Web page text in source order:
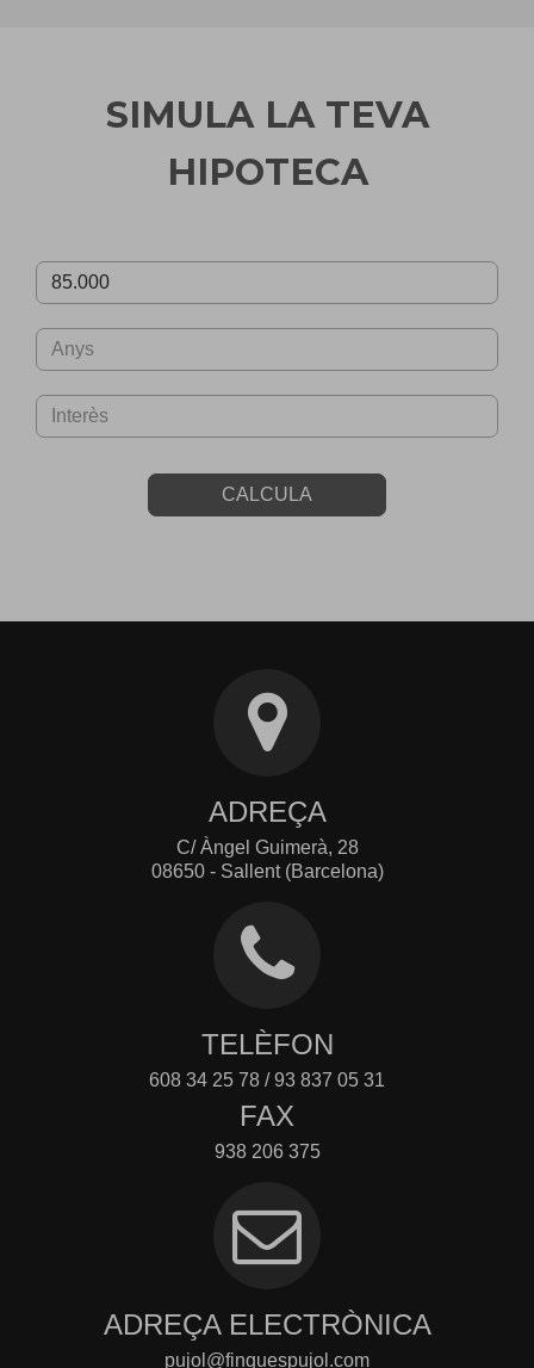
SIMULA LA TEVA
HIPOTECA
CALCULA
ADREÇA
C/ Àngel Guimerà, 28
08650 - Sallent (Barcelona)
TELÈFON
608 34 25 78 / 93 837 05 31
FAX
938 206 375
ADREÇA ELECTRÒNICA
pujol@finquespujol.com